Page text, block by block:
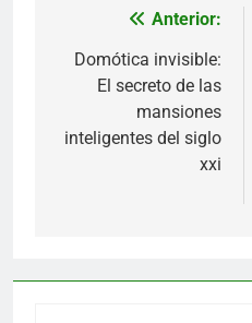
Navegación
de
entradas
Anterior:
Domótica invisible:
El secreto de las
mansiones
inteligentes del siglo
xxi